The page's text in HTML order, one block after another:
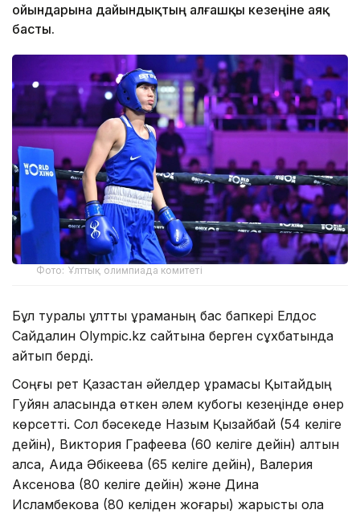
ойындарына дайындықтың алғашқы кезеңіне аяқ
басты.
Фото: Ұлттық олимпиада комитеті
Бұл туралы ұлттық құраманың бас бапкері Елдос
Сайдалин Olympic.kz сайтына берген сұхбатында
айтып берді.
Соңғы рет Қазақстан әйелдер құрамасы Қытайдың
Гуйян қаласында өткен әлем кубогы кезеңінде өнер
көрсетті. Сол бәсекеде Назым Қызайбай (54 келіге
дейін), Виктория Графеева (60 келіге дейін) алтын
алса, Аида Әбікеева (65 келіге дейін), Валерия
Аксенова (80 келіге дейін) және Дина
Исламбекова (80 келіден жоғары) жарысты қола